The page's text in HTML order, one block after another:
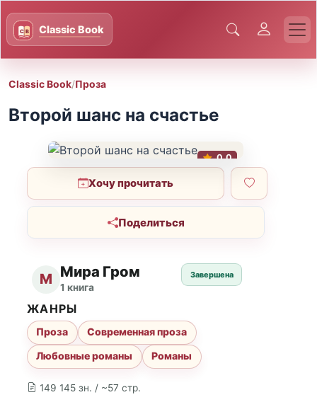
Classic Book/Проза
Второй шанс на счастье
0.0
Хочу прочитать
Поделиться
М Мира Гром
1 книга
Завершена
149 145 зн. / ~57 стр.
ЖАНРЫ
Проза
Современная проза
Любовные романы
Романы